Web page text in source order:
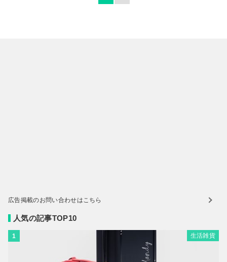
広告掲載のお問い合わせはこちら
人気の記事TOP10
1 生活雑貨